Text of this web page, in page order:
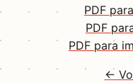
PDF
PDF
PDF para
←